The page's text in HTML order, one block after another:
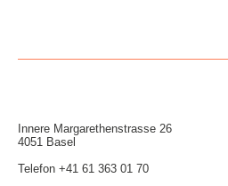
Innere Mar­garethen­strasse 26
4051 Basel
Telefon +41 61 363 01 70